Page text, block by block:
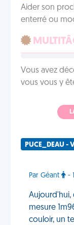
Aider son
enterré ou
Vous avez
vous vous y
PUCE_DEAU -
Par Géant -
Aujourd'hui,
mesure
couloir, un